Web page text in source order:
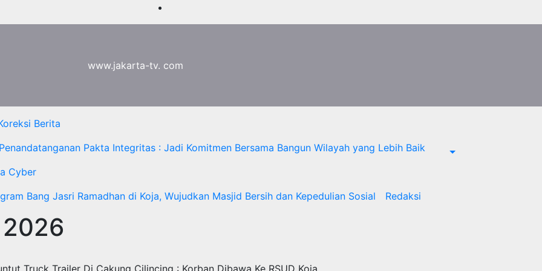
www.jakarta-tv. com
Berita
Pakta Integritas : Jadi Komitmen Bersama Bangun Wilayah yang Lebih Baik
Cyber
Bang Jasri Ramadhan di Koja, Wujudkan Masjid Bersih dan Kepedulian Sosial
Redaksi
Truck Trailer Di Cakung Cilincing : Korban Dibawa Ke RSUD Koja